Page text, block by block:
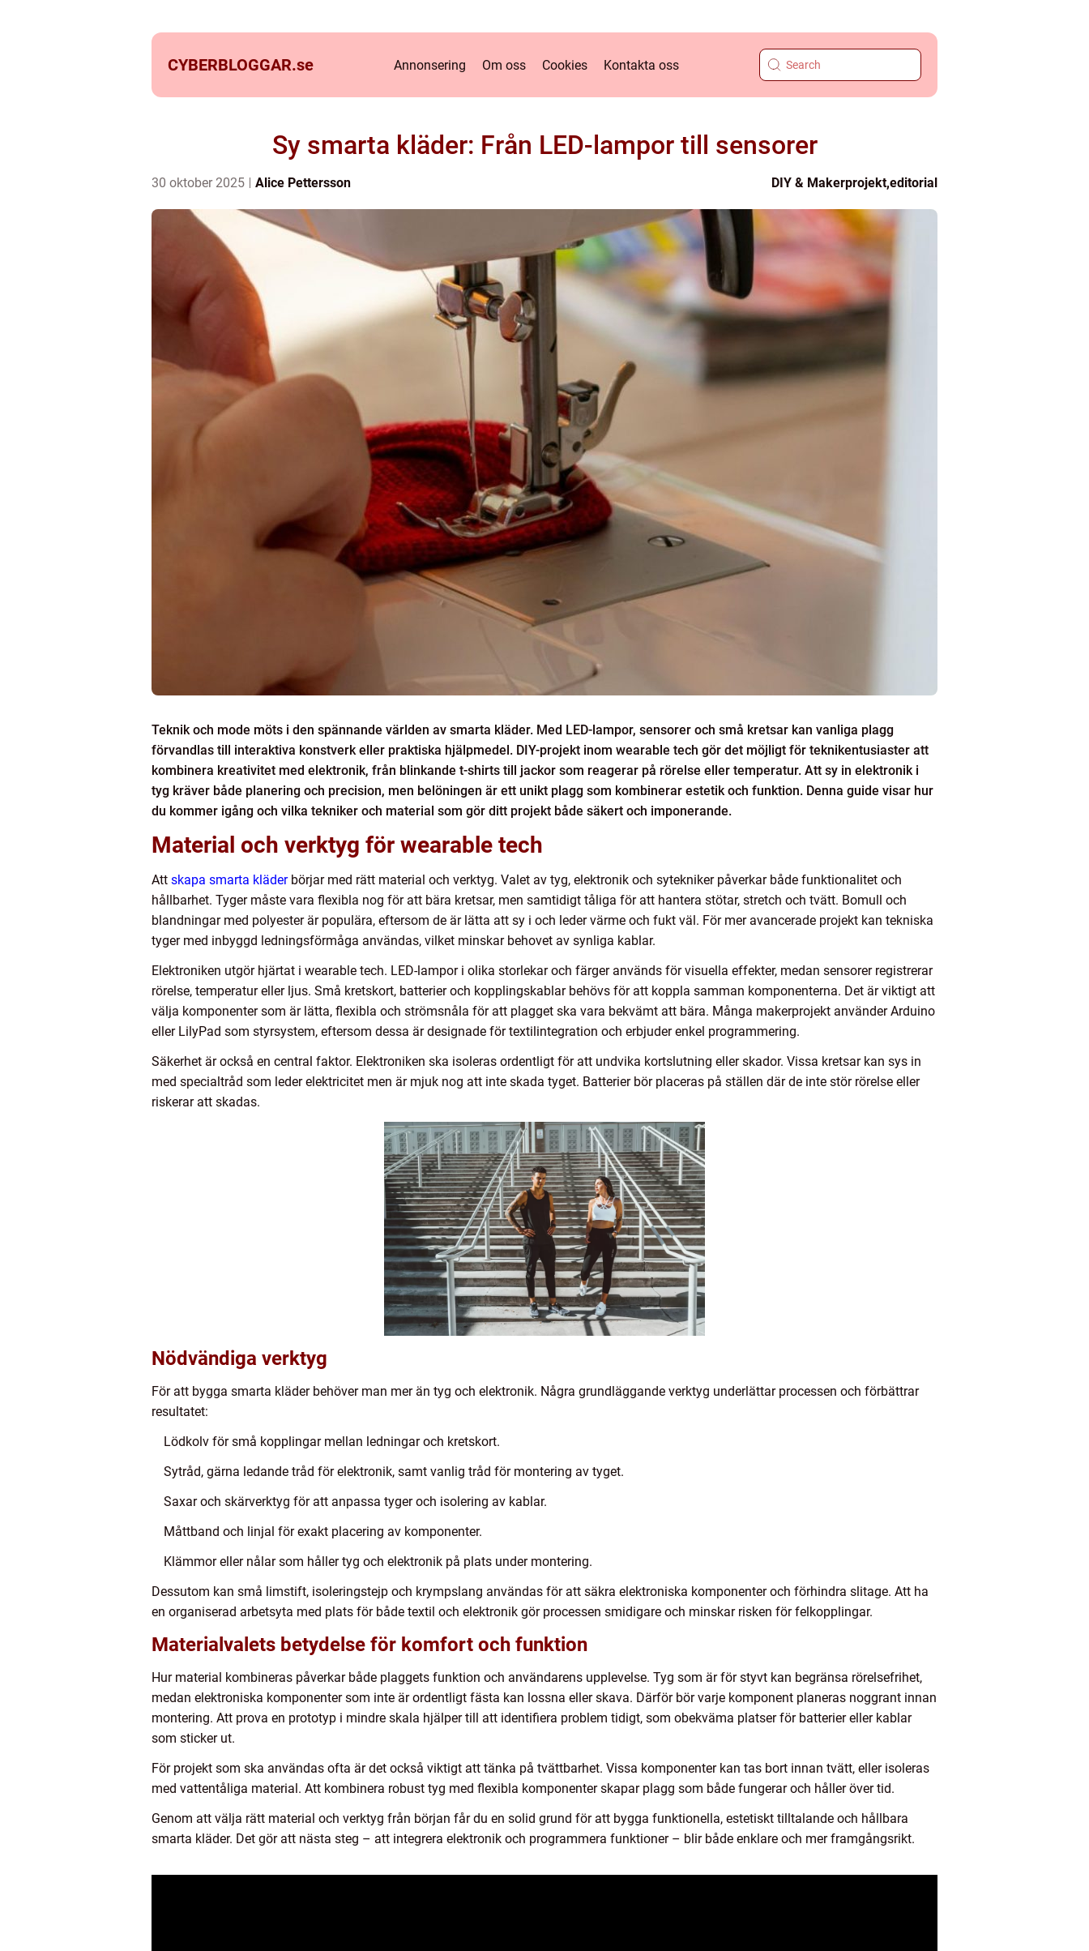
CYBERBLOGGAR.se Annonsering Om oss Cookies Kontakta oss
Sy smarta kläder: Från LED-lampor till sensorer
30 oktober 2025 Alice Pettersson DIY & Makerprojekt,editorial
Teknik och mode möts i den spännande världen av smarta kläder. Med LED-lampor, sensorer och små kretsar kan vanliga plagg
förvandlas till interaktiva konstverk eller praktiska hjälpmedel. DIY-projekt inom wearable tech gör det möjligt för teknikentusiaster att
kombinera kreativitet med elektronik, från blinkande t-shirts till jackor som reagerar på rörelse eller temperatur. Att sy in elektronik i
tyg kräver både planering och precision, men belöningen är ett unikt plagg som kombinerar estetik och funktion. Denna guide visar hur
du kommer igång och vilka tekniker och material som gör ditt projekt både säkert och imponerande.
Material och verktyg för wearable tech
Att skapa smarta kläderbörjar med rätt material och verktyg. Valet av tyg, elektronik och sytekniker påverkar både funktionalitet och
hållbarhet. Tyger måste vara flexibla nog för att bära kretsar, men samtidigt tåliga för att hantera stötar, stretch och tvätt. Bomull och
blandningar med polyester är populära, eftersom de är lätta att sy i och leder värme och fukt väl. För mer avancerade projekt kan tekniska
tyger med inbyggd ledningsförmåga användas, vilket minskar behovet av synliga kablar.
Elektroniken utgör hjärtat i wearable tech. LED-lampor i olika storlekar och färger används för visuella effekter, medan sensorer registrerar
rörelse, temperatur eller ljus. Små kretskort, batterier och kopplingskablar behövs för att koppla samman komponenterna. Det är viktigt att
välja komponenter som är lätta, flexibla och strömsnåla för att plagget ska vara bekvämt att bära. Många makerprojekt använder Arduino
eller LilyPad som styrsystem, eftersom dessa är designade för textilintegration och erbjuder enkel programmering.
Säkerhet är också en central faktor. Elektroniken ska isoleras ordentligt för att undvika kortslutning eller skador. Vissa kretsar kan sys in
med specialtråd som leder elektricitet men är mjuk nog att inte skada tyget. Batterier bör placeras på ställen där de inte stör rörelse eller
riskerar att skadas.
Nödvändiga verktyg
För att bygga smarta kläder behöver man mer än tyg och elektronik. Några grundläggande verktyg underlättar processen och förbättrar
resultatet:
Lödkolv för små kopplingar mellan ledningar och kretskort.
Sytråd, gärna ledande tråd för elektronik, samt vanlig tråd för montering av tyget.
Saxar och skärverktyg för att anpassa tyger och isolering av kablar.
Måttband och linjal för exakt placering av komponenter.
Klämmor eller nålar som håller tyg och elektronik på plats under montering.
Dessutom kan små limstift, isoleringstejp och krympslang användas för att säkra elektroniska komponenter och förhindra slitage. Att ha
en organiserad arbetsyta med plats för både textil och elektronik gör processen smidigare och minskar risken för felkopplingar.
Materialvalets betydelse för komfort och funktion
Hur material kombineras påverkar både plaggets funktion och användarens upplevelse. Tyg som är för styvt kan begränsa rörelsefrihet,
medan elektroniska komponenter som inte är ordentligt fästa kan lossna eller skava. Därför bör varje komponent planeras noggrant innan
montering. Att prova en prototyp i mindre skala hjälper till att identifiera problem tidigt, som obekväma platser för batterier eller kablar
som sticker ut.
För projekt som ska användas ofta är det också viktigt att tänka på tvättbarhet. Vissa komponenter kan tas bort innan tvätt, eller isoleras
med vattentåliga material. Att kombinera robust tyg med flexibla komponenter skapar plagg som både fungerar och håller över tid.
Genom att välja rätt material och verktyg från början får du en solid grund för att bygga funktionella, estetiskt tilltalande och hållbara
smarta kläder. Det gör att nästa steg – att integrera elektronik och programmera funktioner – blir både enklare och mer framgångsrikt.